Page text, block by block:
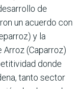
de
un acuerdo con
y la
Arroz (Caparroz)
donde
tanto sector